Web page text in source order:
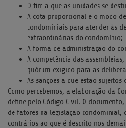
O fim a que as unidades se
A cota proporcional e o modo
condominiais para atender às
extraordinárias do condomínio;
A forma de administração do
A competência das
quórum exigido para as
As sanções a que estão sujeitos
Como percebemos, a elaboração da
define pelo Código Civil. O
de fatores na legislação condominial,
contrários ao que é descrito nos